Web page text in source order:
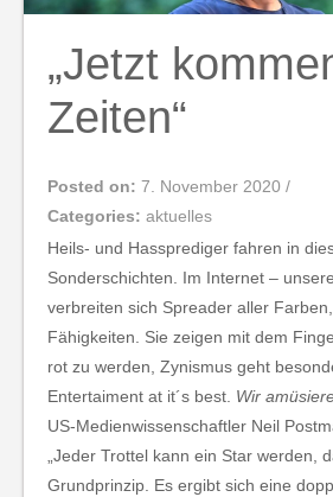
„Jetzt
Zeiten“
Posted on: 7. November 2020 /
Categories: aktuelles
Heils- und Hassprediger fahren in
Sonderschichten. Im Internet –
verbreiten sich Spreader aller
Fähigkeiten. Sie zeigen mit dem
rot zu werden, Zynismus geht
Entertaiment at it´s best. Wir
US-Medienwissenschaftler Neil
„Jeder Trottel kann ein Star werden,
Grundprinzip. Es ergibt sich eine